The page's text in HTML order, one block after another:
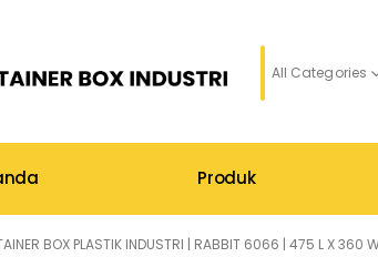
All Categories
Produk
BOX PLASTIK INDUSTRI | RABBIT 6066 | 475 L X 360